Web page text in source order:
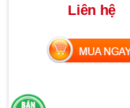
Liên hệ
MUA NGAY